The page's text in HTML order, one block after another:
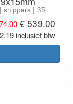
snippers | 35l
€ 539.00
inclusief btw